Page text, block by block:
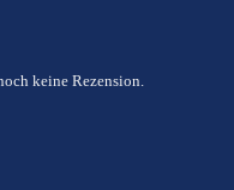
keine Rezension.